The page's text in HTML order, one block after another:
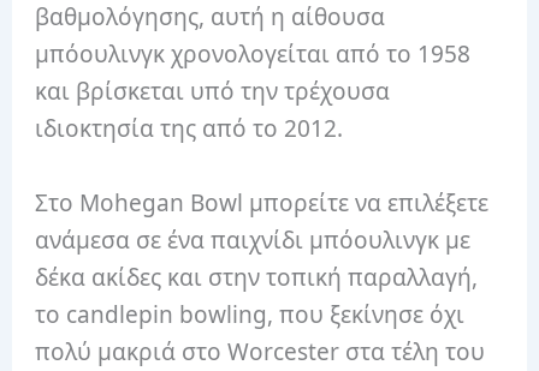
βαθμολόγησης, αυτή η αίθουσα
μπόουλινγκ χρονολογείται από το 1958
και βρίσκεται υπό την τρέχουσα
ιδιοκτησία της από το 2012.
Στο Mohegan Bowl μπορείτε να επιλέξετε
ανάμεσα σε ένα παιχνίδι μπόουλινγκ με
δέκα ακίδες και στην τοπική παραλλαγή,
το candlepin bowling, που ξεκίνησε όχι
πολύ μακριά στο Worcester στα τέλη του